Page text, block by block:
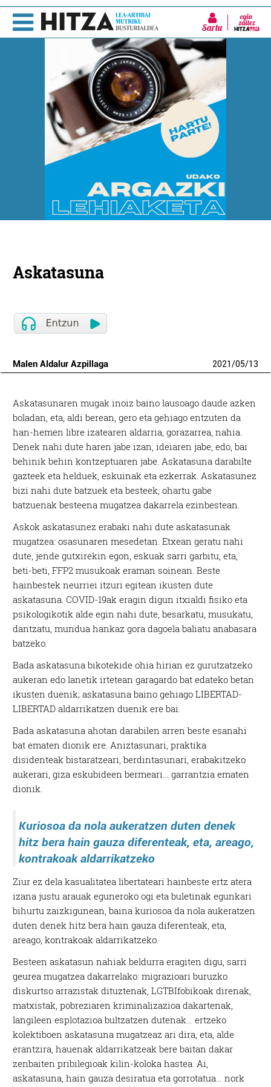
Sartu
Askatasuna
Malen Aldalur Azpillaga 2021/05/13
Askatasunaren mugak inoiz baino lausoago daude azken
boladan, eta, aldi berean, gero eta gehiago entzuten da
han-hemen libre izatearen aldarria, gorazarrea, nahia.
Denek nahi dute haren jabe izan, ideiaren jabe, edo, bai
behinik behin kontzeptuaren jabe. Askatasuna darabilte
gazteek eta helduek, eskuinak eta ezkerrak. Askatasunez
bizi nahi dute batzuek eta besteek, ohartu gabe
batzuenak besteena mugatzea dakarrela ezinbestean.
Askok askatasunez erabaki nahi dute askatasunak
mugatzea: osasunaren mesedetan. Etxean geratu nahi
dute, jende gutxirekin egon, eskuak sarri garbitu, eta,
beti-beti, FFP2 musukoak eraman soinean. Beste
hainbestek neurriei itzuri egitean ikusten dute
askatasuna. COVID-19ak eragin digun itxialdi fisiko eta
psikologikotik alde egin nahi dute, besarkatu, musukatu,
dantzatu, mundua hankaz gora dagoela baliatu anabasara
batzeko.
Bada askatasuna bikotekide ohia hirian ez gurutzatzeko
aukeran edo lanetik irtetean garagardo bat edateko betan
ikusten duenik; askatasuna baino gehiago LIBERTAD-
LIBERTAD aldarrikatzen duenik ere bai.
Bada askatasuna ahotan darabilen arren beste esanahi
bat ematen dionik ere. Aniztasunari, praktika
disidenteak bistaratzeari, berdintasunari, erabakitzeko
aukerari, giza eskubideen bermeari… garrantzia ematen
dionik.
Kuriosoa da nola aukeratzen duten denek
hitz bera hain gauza diferenteak, eta, areago,
kontrakoak aldarrikatzeko
Ziur ez dela kasualitatea libertateari hainbeste ertz atera
izana justu arauak eguneroko ogi eta buletinak egunkari
bihurtu zaizkigunean, baina kuriosoa da nola aukeratzen
duten denek hitz bera hain gauza diferenteak, eta,
areago, kontrakoak aldarrikatzeko.
Besteen askatasun nahiak beldurra eragiten digu, sarri
geurea mugatzea dakarrelako: migrazioari buruzko
diskurtso arrazistak dituztenak, LGTBIfobikoak direnak,
matxistak, pobreziaren kriminalizazioa dakartenak,
langileen esplotazioa bultzatzen dutenak… ertzeko
kolektiboen askatasuna mugatzeaz ari dira, eta, alde
erantzira, hauenak aldarrikatzeak bere baitan dakar
zenbaiten pribilegioak kilin-koloka hastea. Ai,
askatasuna, hain gauza desiratua eta gorrotatua… nork